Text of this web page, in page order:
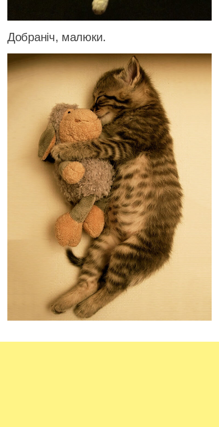
Добраніч, малюки.